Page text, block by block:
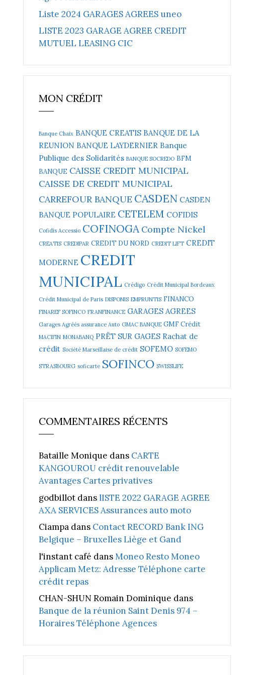
Liste 2024 GARAGES AGREES uneo
LISTE 2023 GARAGE AGREE CREDIT
MUTUEL LEASING CIC
MON CRÉDIT
Banque Chaix BANQUE CREATIS BANQUE DE LA
REUNION BANQUE LAYDERNIER Banque
Publique des Solidarités BANQUE SOCREDO BFM
BANQUE CAISSE CREDIT MUNICIPAL
CAISSE DE CREDIT MUNICIPAL
CARREFOUR BANQUE CASDEN CASDEN
BANQUE POPULAIRE CETELEM COFIDIS
Cofidis Accessio COFINOGA Compte Nickel
CREATIS CREDIPAR CREDIT DU NORD CREDIT LIFT CREDIT
MODERNE CREDIT
MUNICIPAL Crédigo Crédit Municipal Bordeaux
Crédit Municipal de Paris DISPONIS EMPRUNTIS FINANCO
FINAREF SOFINCO FRANFINANCE GARAGES AGREES
Garages Agréés assurance Auto GMAC BANQUE GMF Crédit
MACIFIN MONABANQ PRËT SUR GAGES Rachat de
crédit Société Marseillaise de crédit SOFEMO SOFEMO
STRASBOURG soficarte SOFINCO SWISSLIFE
COMMENTAIRES RÉCENTS
Bataille Monique dans CARTE
KANGOUROU crédit renouvelable
Avantages Cartes privatives
godbillot danslISTE 2022 GARAGE AGREE
AXA SERVICES Assurances auto moto
Ciampa dans Contact RECORD Bank ING
Belgique – Bruxelles Liège et Gand
l'instant café dansMoneo Resto Moneo
Applicam Metz: Adresse Téléphone carte
crédit repas
CHAN-SHUN Romain Dominique dans
Banque de la réunion Saint Denis 974 –
Horaires Téléphone Agences